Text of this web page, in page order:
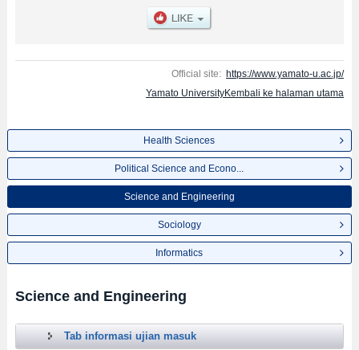
jumlah kelulusan ujian masuk mahasiswa(i) mancanegara, informasi
mengenai ujian masuk, prasarana kampus, akses jalan, dan lainnya.
Official site: https://www.yamato-u.ac.jp/
Yamato UniversityKembali ke halaman utama
Health Sciences
Political Science and Econo...
Science and Engineering
Sociology
Informatics
Science and Engineering
Tab informasi ujian masuk